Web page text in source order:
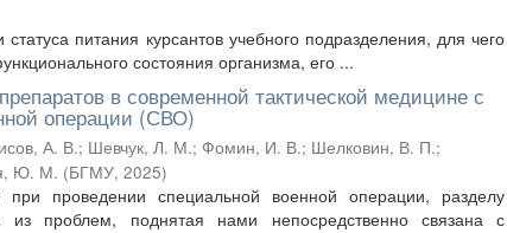
питания курсантов учебного подразделения, для чего
состояния организма, его ...
в современной тактической медицине с
операции (СВО)
А. В.; Шевчук, Л. М.; Фомин, И. В.; Шелковин, В. П.;
Ю. М. (БГМУ, 2025)
проведении специальной военной операции, разделу
проблем, поднятая нами непосредственно связана с